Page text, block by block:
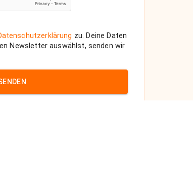
zu. Deine Daten
Newsletter auswählst, senden wir